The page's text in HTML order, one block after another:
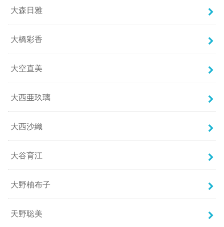
大森日雅
大橋彩香
大空直美
大西亜玖璃
大西沙織
大谷育江
大野柚布子
天野聡美